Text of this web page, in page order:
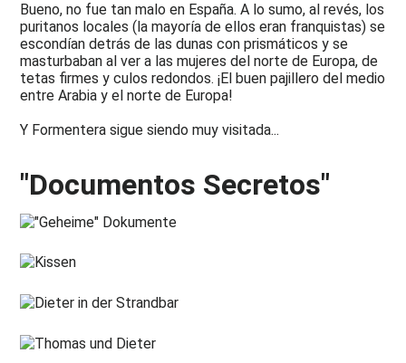
Bueno, no fue tan malo en España. A lo sumo, al revés, los
puritanos locales (la mayoría de ellos eran franquistas) se
escondían detrás de las dunas con prismáticos y se
masturbaban al ver a las mujeres del norte de Europa, de
tetas firmes y culos redondos. ¡El buen pajillero del medio
entre Arabia y el norte de Europa!
Y Formentera sigue siendo muy visitada...
"Documentos Secretos"